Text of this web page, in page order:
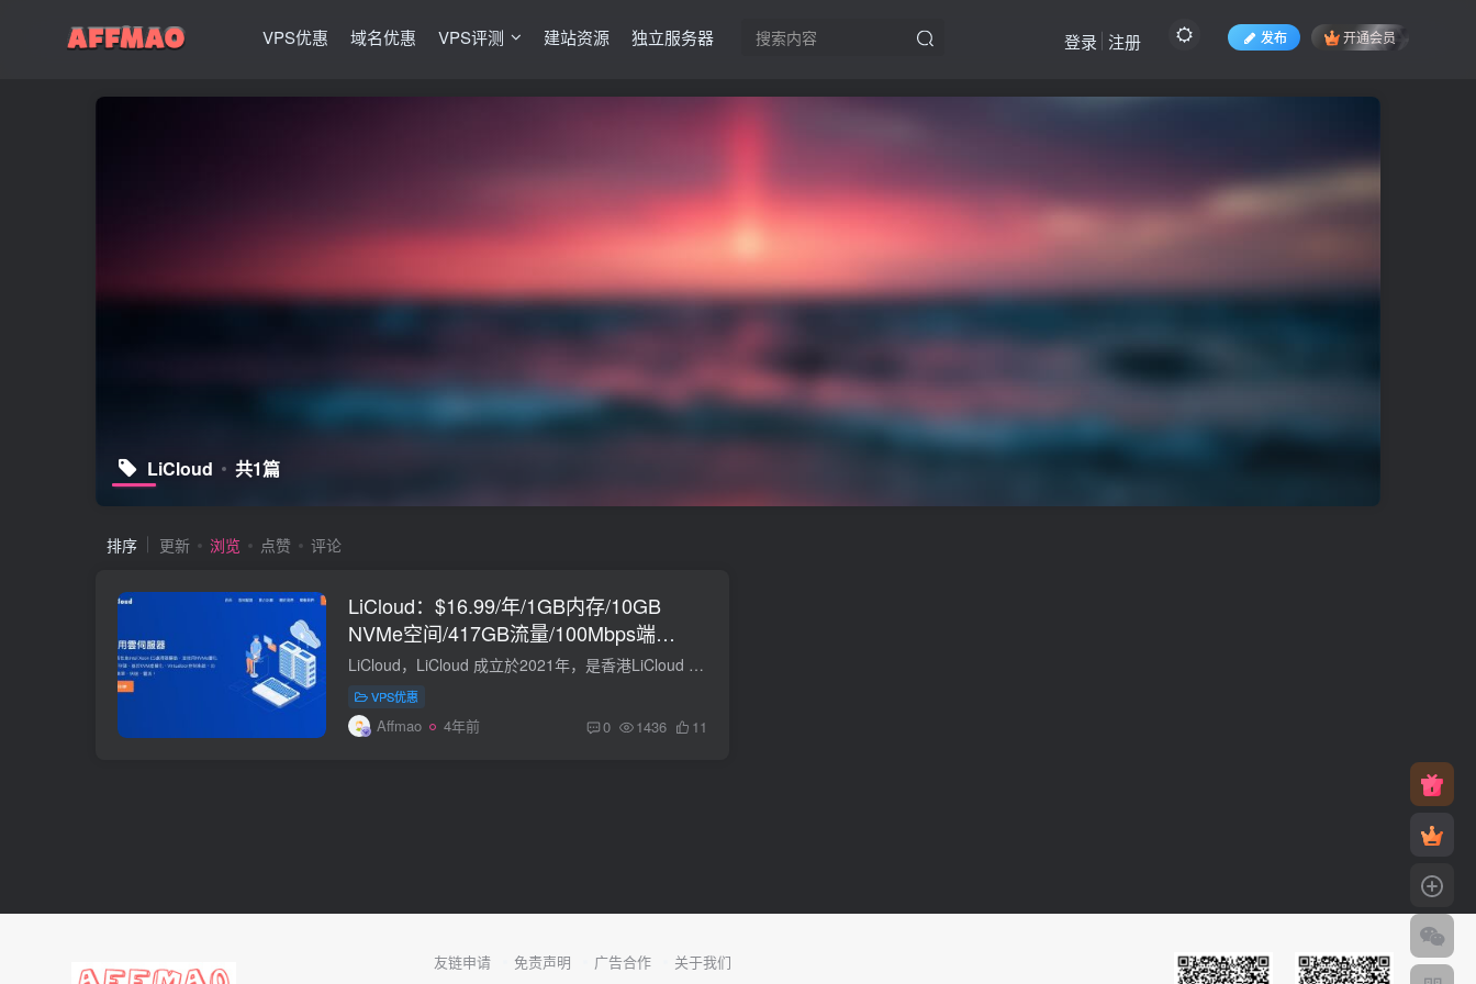
VPS优惠 域名优惠 VPS评测 建站资源 独立服务器 发布 开通会员
登录 注册
LiCloud 共1篇
排序 更新 浏览 点赞 评论
LiCloud：$16.99/年/1GB内存/10GB
NVMe空间/417GB流量/100Mbps端
口/KVM/香港BGP
LiCloud，LiCloud 成立於2021年，是香港LiCloud Limited(CR No.3013909)旗下的品牌，主要提供香港KVM VPS，分为精简网络和高级网络。支持Paypal（額外征收0.5USD+6%手續費）、支付宝付款。现在...
VPS优惠
Affmao 4年前 0 1436 11
友链申请 免责声明 广告合作 关于我们